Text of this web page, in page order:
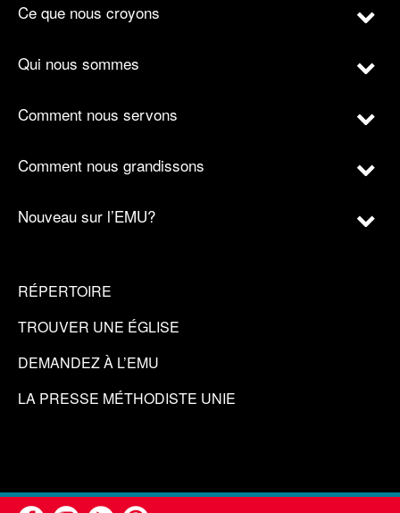
Ce que nous croyons
Qui nous sommes
Comment nous servons
Comment nous grandissons
Nouveau sur l’EMU?
RÉPERTOIRE
TROUVER UNE ÉGLISE
DEMANDEZ À L’EMU
LA PRESSE MÉTHODISTE UNIE